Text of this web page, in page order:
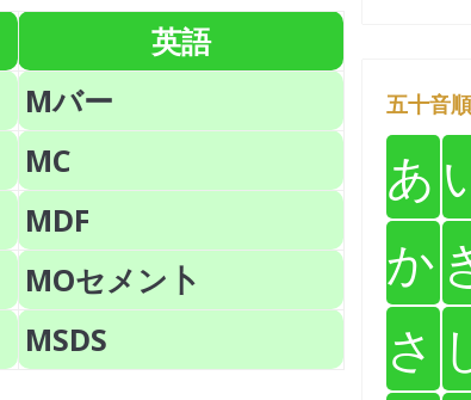
英語
Mバー
MC
MDF
MOセメン卜
MSDS
五十音順
あ
か
さ